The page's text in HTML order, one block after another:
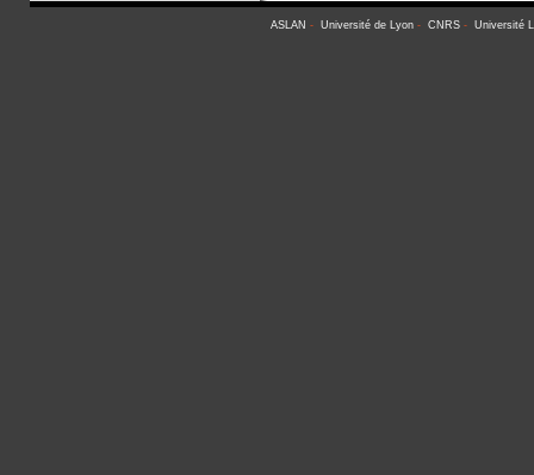
ASLAN - Université de Lyon- CNRS- Université